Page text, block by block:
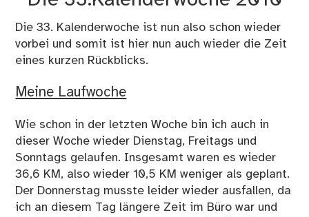
Die 33. Kalenderwoche ist nun also schon wieder
vorbei und somit ist hier nun auch wieder die Zeit
eines kurzen Rückblicks.
Meine Laufwoche
Wie schon in der letzten Woche bin ich auch in
dieser Woche wieder Dienstag, Freitags und
Sonntags gelaufen. Insgesamt waren es wieder
36,6 KM, also wieder 10,5 KM weniger als geplant.
Der Donnerstag musste leider wieder ausfallen, da
ich an diesem Tag längere Zeit im Büro war und